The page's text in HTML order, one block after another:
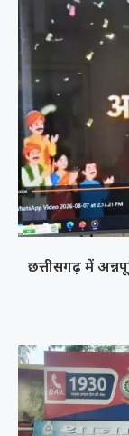
छत्तीसगढ़ में